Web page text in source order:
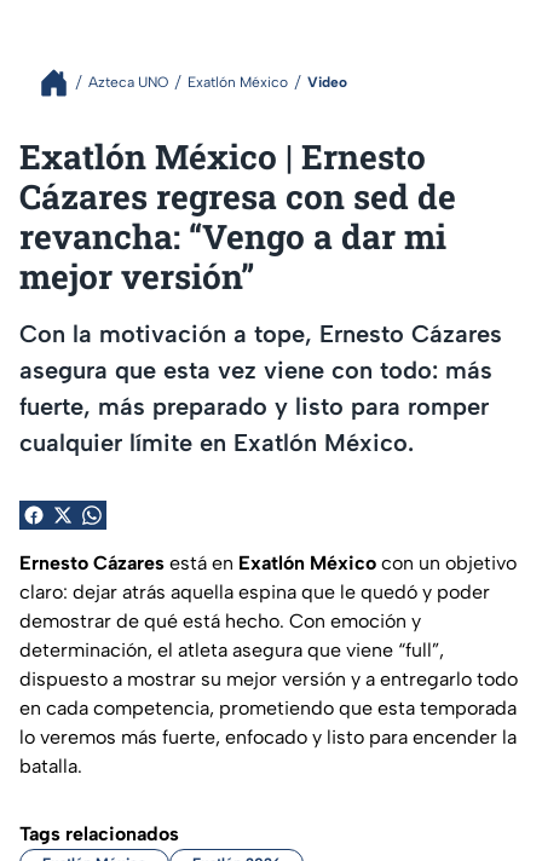
Azteca UNO Exatlón México Video
Exatlón México | Ernesto
Cázares regresa con sed de
revancha: “Vengo a dar mi
mejor versión”
Con la motivación a tope, Ernesto Cázares
asegura que esta vez viene con todo: más
fuerte, más preparado y listo para romper
cualquier límite en Exatlón México.
Ernesto Cázares está en Exatlón México con un objetivo
claro: dejar atrás aquella espina que le quedó y poder
demostrar de qué está hecho. Con emoción y
determinación, el atleta asegura que viene “full”,
dispuesto a mostrar su mejor versión y a entregarlo todo
en cada competencia, prometiendo que esta temporada
lo veremos más fuerte, enfocado y listo para encender la
batalla.
Tags relacionados